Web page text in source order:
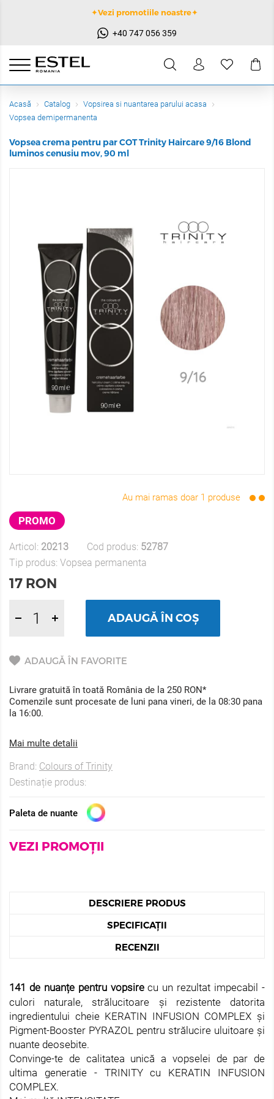
✦Vezi promotiile noastre✦
+40 747 056 359
Acasă Catalog
Vopsirea si nuantarea parului acasa
Vopsea demipermanenta
Vopsea crema pentru par COT Trinity Haircare 9/16 Blond
luminos cenusiu mov, 90 ml
Au mai ramas doar 1 produse
PROMO
Articol: 20213 Cod produs: 52787
Tip produs: Vopsea permanenta
17 RON
ADAUGĂ ÎN COȘ
ADAUGĂ ÎN FAVORITE
Livrare gratuită în toată România de la 250 RON*
Comenzile sunt procesate de luni pana vineri, de la 08:30 pana
la 16:00.
Mai multe detalii
Brand: Colours of Trinity
Destinație produs:
Paleta de nuante
VEZI PROMOȚII
DESCRIERE PRODUS
SPECIFICAȚII
RECENZII
141 de nuanțe pentru vopsirecu un rezultat impecabil -
culori naturale, strălucitoare și rezistente datorita
ingredientului cheie KERATIN INFUSION COMPLEX și
Pigment-Booster PYRAZOL pentru strălucire uluitoare și
nuante deosebite.
Convinge-te de calitatea unică a vopselei de par de
ultima generatie - TRINITY cu KERATIN INFUSION
COMPLEX.